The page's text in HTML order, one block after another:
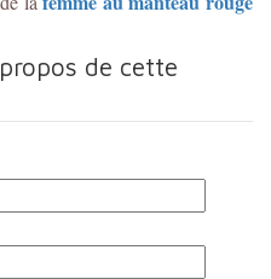
de cette